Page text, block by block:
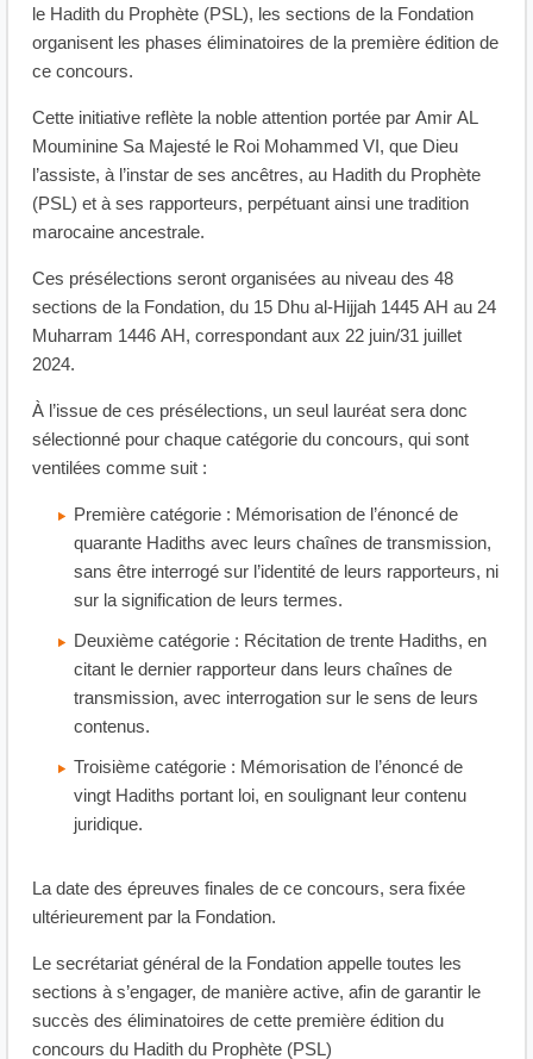
le Hadith du Prophète (PSL), les sections de la Fondation
organisent les phases éliminatoires de la première édition de
ce concours.
Cette initiative reflète la noble attention portée par Amir AL
Mouminine Sa Majesté le Roi Mohammed VI, que Dieu
l’assiste, à l’instar de ses ancêtres, au Hadith du Prophète
(PSL) et à ses rapporteurs, perpétuant ainsi une tradition
marocaine ancestrale.
Ces présélections seront organisées au niveau des 48
sections de la Fondation, du 15 Dhu al-Hijjah 1445 AH au 24
Muharram 1446 AH, correspondant aux 22 juin/31 juillet
2024.
À l’issue de ces présélections, un seul lauréat sera donc
sélectionné pour chaque catégorie du concours, qui sont
ventilées comme suit :
Première catégorie : Mémorisation de l’énoncé de
quarante Hadiths avec leurs chaînes de transmission,
sans être interrogé sur l’identité de leurs rapporteurs, ni
sur la signification de leurs termes.
Deuxième catégorie : Récitation de trente Hadiths, en
citant le dernier rapporteur dans leurs chaînes de
transmission, avec interrogation sur le sens de leurs
contenus.
Troisième catégorie : Mémorisation de l’énoncé de
vingt Hadiths portant loi, en soulignant leur contenu
juridique.
La date des épreuves finales de ce concours, sera fixée
ultérieurement par la Fondation.
Le secrétariat général de la Fondation appelle toutes les
sections à s’engager, de manière active, afin de garantir le
succès des éliminatoires de cette première édition du
concours du Hadith du Prophète (PSL)